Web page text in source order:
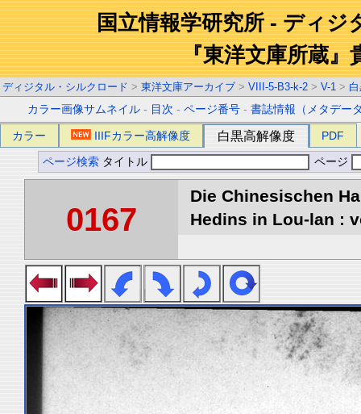
国立情報学研究所 - ディジ
『東洋文庫所蔵』
ディジタル・シルクロード > 東洋文庫アーカイブ > VIII-5-B3-k-2 > V-1 >
カラー画像サムネイル - 目次 -ページ番号 -書誌情報（メタデー
カラー IIIFカラー高解像度 白黒高解像度 PDF
ページ検索 タイトル ページ
0167
Die Chinesischen
Hedins in Lou-lan :